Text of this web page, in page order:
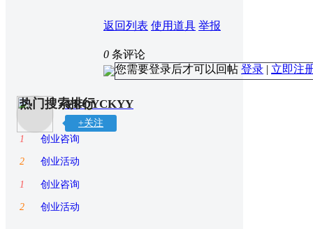
返回列表 使用道具 举报
0 条评论
您需要登录后才可以回帖 登录 | 立即注
YRQYCKYY
+关注
热门搜索排行
1 创业咨询
2 创业活动
1 创业咨询
2 创业活动